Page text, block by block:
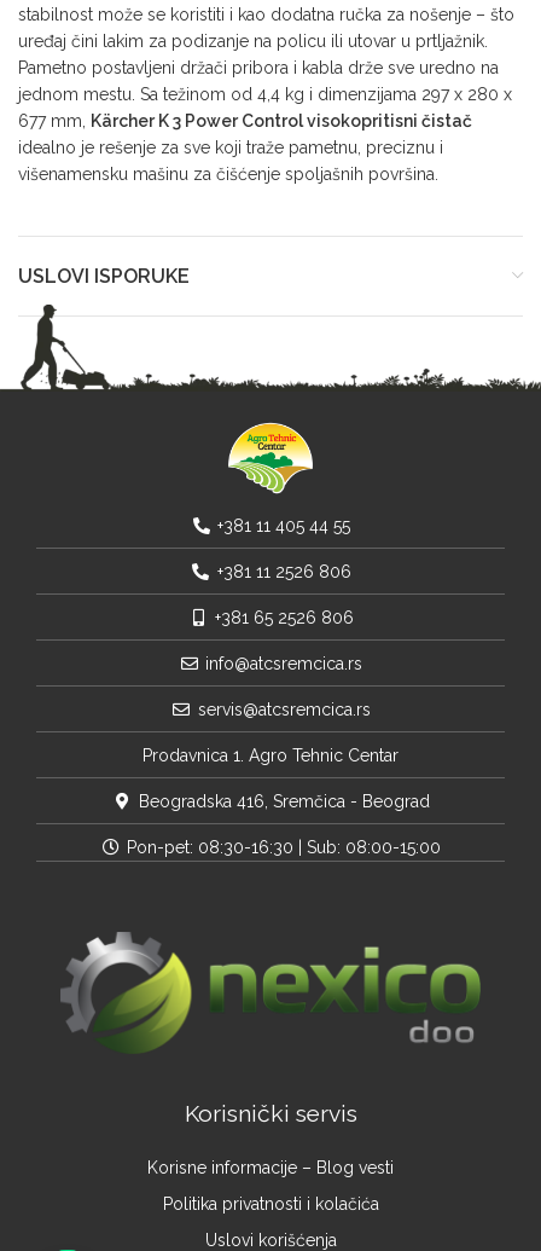
stabilnost može se koristiti i kao dodatna ručka za nošenje – što
uređaj čini lakim za podizanje na policu ili utovar u prtljažnik.
Pametno postavljeni držači pribora i kabla drže sve uredno na
jednom mestu. Sa težinom od 4,4 kg i dimenzijama 297 x 280 x
677 mm, Kärcher K 3 Power Control visokopritisni čistač
idealno je rešenje za sve koji traže pametnu, preciznu i
višenamensku mašinu za čišćenje spoljašnih površina.
USLOVI ISPORUKE
+381 11 405 44 55
+381 11 2526 806
+381 65 2526 806
info@atcsremcica.rs
servis@atcsremcica.rs
Prodavnica 1. Agro Tehnic Centar
Beogradska 416, Sremčica - Beograd
Pon-pet: 08:30-16:30 | Sub: 08:00-15:00
Korisnički servis
Korisne informacije – Blog vesti
Politika privatnosti i kolačića
Uslovi korišćenja